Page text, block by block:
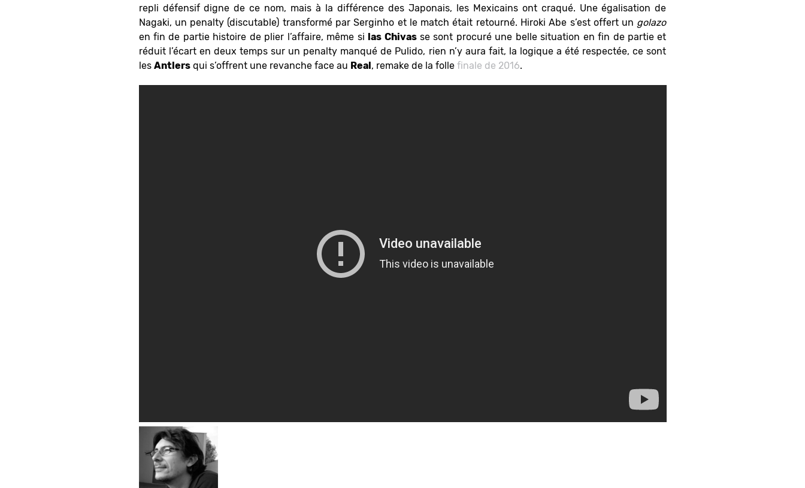
repli défensif digne de ce nom, mais à la différence des Japonais, les Mexicains ont craqué. Une égalisation de
Nagaki, un penalty (discutable) transformé par Serginho et le match était retourné. Hiroki Abe s’est offert un golazo
en fin de partie histoire de plier l’affaire, même silas Chivasse sont procuré une belle situation en fin de partie et
réduit l’écart en deux temps sur un penalty manqué de Pulido, rien n’y aura fait, la logique a été respectée, ce sont
les Antlersqui s’offrent une revanche face au Real, remake de la folle finale de 2016.